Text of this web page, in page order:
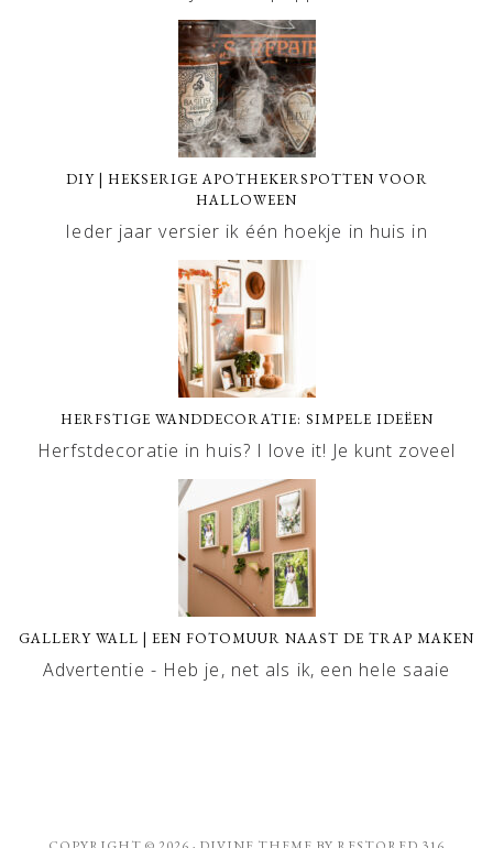
DIY | HEKSERIGE APOTHEKERSPOTTEN VOOR
HALLOWEEN
Ieder jaar versier ik één hoekje in huis in
HERFSTIGE WANDDECORATIE: SIMPELE IDEËEN
Herfstdecoratie in huis? I love it! Je kunt zoveel
GALLERY WALL | EEN FOTOMUUR NAAST DE TRAP MAKEN
Advertentie - Heb je, net als ik, een hele saaie